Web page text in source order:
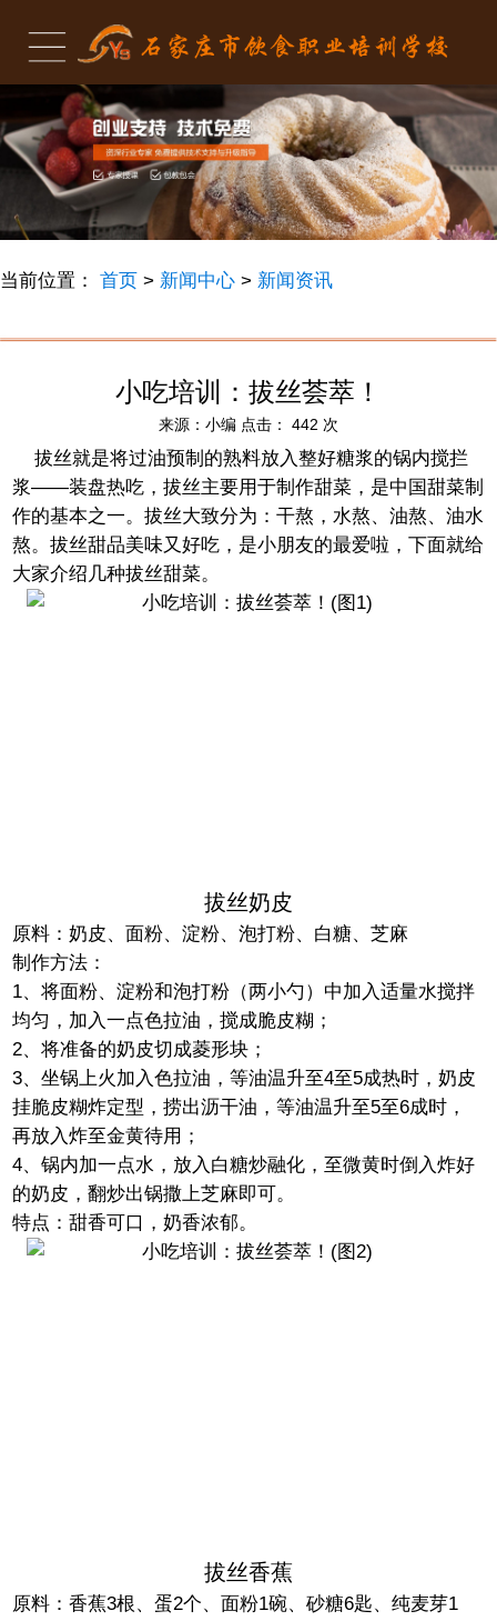
当前位置： 首页 > 新闻中心 > 新闻资讯
小吃培训：拔丝荟萃！
来源： 小编 点击： 442 次
拔丝就是将过油预制的熟料放入整好糖浆的锅内搅拦
浆——装盘热吃，拔丝主要用于制作甜菜，是中国甜菜制
作的基本之一。拔丝大致分为：干熬，水熬、油熬、油水
熬。拔丝甜品美味又好吃，是小朋友的最爱啦，下面就给
大家介绍几种拔丝甜菜。
拔丝奶皮
原料 ：奶皮、面粉、淀粉、泡打粉、白糖、芝麻
制作方法 ：
1、将面粉、淀粉和泡打粉（两小勺）中加入适量水搅拌
均匀，加入一点色拉油，搅成脆皮糊；
2、将准备的奶皮切成菱形块；
3、坐锅上火加入色拉油，等油温升至4至5成热时，奶皮
挂脆皮糊炸定型，捞出沥干油，等油温升至5至6成时，
再放入炸至金黄待用；
4、锅内加一点水，放入白糖炒融化，至微黄时倒入炸好
的奶皮，翻炒出锅撒上芝麻即可。
特点 ：甜香可口，奶香浓郁。
拔丝香蕉
原料 ：香蕉3根、蛋2个、面粉1碗、砂糖6匙、纯麦芽1